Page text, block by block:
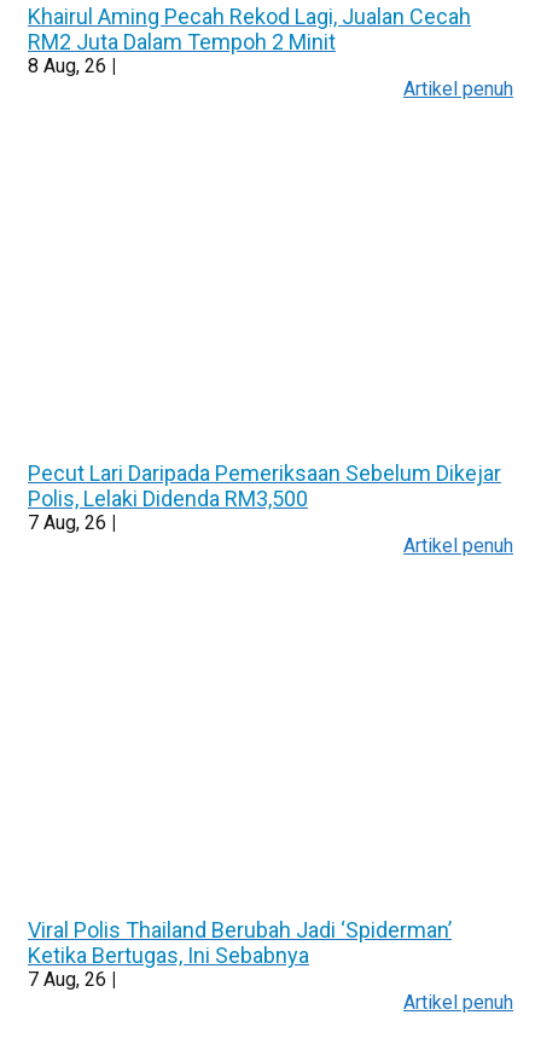
Khairul Aming Pecah Rekod Lagi, Jualan Cecah
RM2 Juta Dalam Tempoh 2 Minit
8 Aug, 26 |
Artikel penuh
Pecut Lari Daripada Pemeriksaan Sebelum Dikejar
Polis, Lelaki Didenda RM3,500
7 Aug, 26 |
Artikel penuh
Viral Polis Thailand Berubah Jadi ‘Spiderman’
Ketika Bertugas, Ini Sebabnya
7 Aug, 26
Artikel penuh